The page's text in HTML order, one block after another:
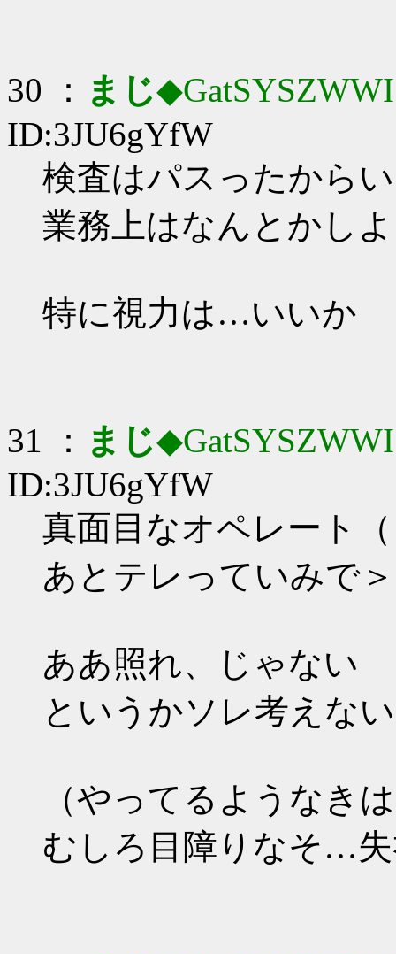
30 ： まじ◆GatSYSZWWI
ID:3JU6gYfW
検査はパスったから
業務上はなんとかし
特に視力は…いいか
31 ： まじ◆GatSYSZWWI
ID:3JU6gYfW
真面目なオペレート
あとテレっていみで
ああ照れ、じゃない
というかソレ考えな
（やってるようなき
むしろ目障りなそ…